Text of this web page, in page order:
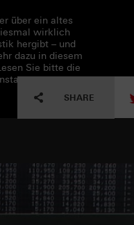
über ein altes
wirklich
hergibt – und
dazu in diesem
Sie bitte die
SHARE